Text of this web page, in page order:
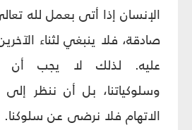
الإنسان إذا أتى بعمل لله
صادقة، فلا ينبغي لثناء
عليه. لذلك لا يجب أن
وسلوكياتنا، بل أن ننظر
الاتهام فلا نرضى عن سلوكنا.